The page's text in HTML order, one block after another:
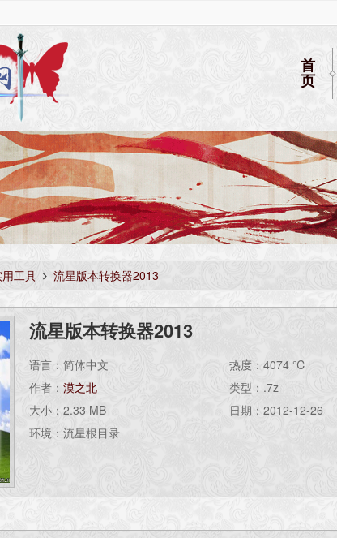
首
页
工具 流星版本转换器2013
流星版本转换器2013
语言：简体中文
作者：漠之北
大小：2.33 MB
环境：流星根目录
热度： 4074 ℃
类型：.7z
日期：2012-12-26